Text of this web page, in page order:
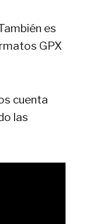
es
GPX
cuenta
las